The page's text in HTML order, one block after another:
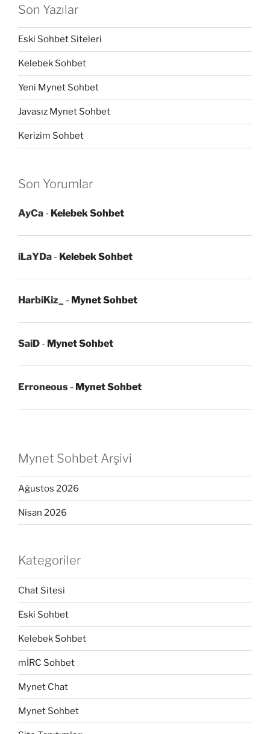
Son Yazılar
Eski Sohbet Siteleri
Kelebek Sohbet
Yeni Mynet Sohbet
Javasız Mynet Sohbet
Kerizim Sohbet
Son Yorumlar
AyCa - Kelebek Sohbet
iLaYDa - Kelebek Sohbet
HarbiKiz_ - Mynet Sohbet
SaiD - Mynet Sohbet
Erroneous - Mynet Sohbet
Mynet Sohbet Arşivi
Ağustos 2026
Nisan 2026
Kategoriler
Chat Sitesi
Eski Sohbet
Kelebek Sohbet
mİRC Sohbet
Mynet Chat
Mynet Sohbet